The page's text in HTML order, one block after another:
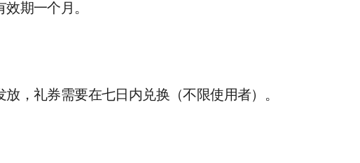
期一个月。
，礼券需要在七日内兑换（不限使用者）。